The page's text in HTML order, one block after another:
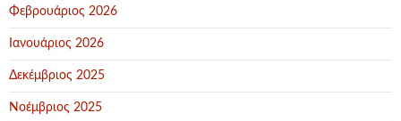
Φεβρουάριος 2026
Ιανουάριος 2026
Δεκέμβριος 2025
Νοέμβριος 2025